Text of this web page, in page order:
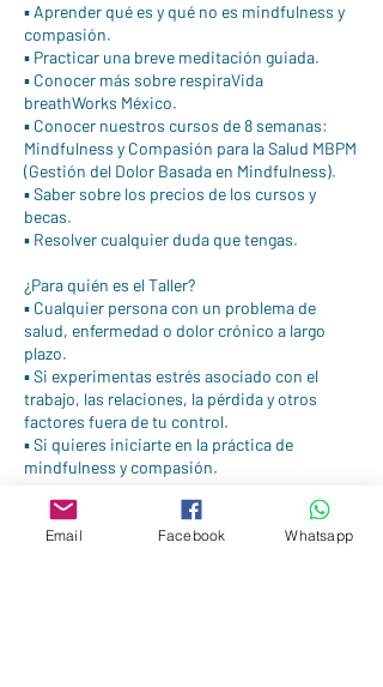
▪️ Aprender qué es y qué no es mindfulness y
compasión.
▪️ Practicar una breve meditación guiada.
▪️ Conocer más sobre respiraVida
breathWorks México.
▪️ Conocer nuestros cursos de 8 semanas:
Mindfulness y Compasión para la Salud MBPM
(Gestión del Dolor Basada en Mindfulness).
▪️ Saber sobre los precios de los cursos y
becas.
▪️ Resolver cualquier duda que tengas.
¿Para quién es el Taller?
▪️ Cualquier persona con un problema de
salud, enfermedad o dolor crónico a largo
plazo.
▪️ Si experimentas estrés asociado con el
trabajo, las relaciones, la pérdida y otros
factores fuera de tu control.
▪️ Si quieres iniciarte en la práctica de
mindfulness y compasión.
Dirige:
Medhavin Velasco, Teacher Trainer Senior,
Email Facebook Whatsapp